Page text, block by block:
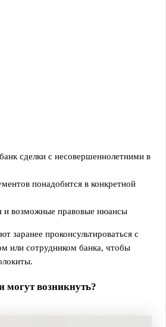
сделки с несовершеннолетними в
понадобится в конкретной
и возможные правовые нюансы
заранее проконсультироваться с
или сотрудником банка, чтобы
могут возникнуть?